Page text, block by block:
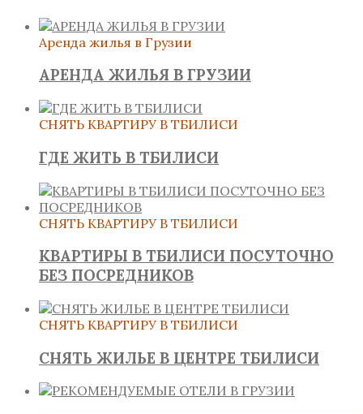
Аренда жилья в Грузии
АРЕНДА ЖИЛЬЯ В ГРУЗИИ
СНЯТЬ КВАРТИРУ В ТБИЛИСИ
ГДЕ ЖИТЬ В ТБИЛИСИ
СНЯТЬ КВАРТИРУ В ТБИЛИСИ
КВАРТИРЫ В ТБИЛИСИ ПОСУТОЧНО
БЕЗ ПОСРЕДНИКОВ
СНЯТЬ КВАРТИРУ В ТБИЛИСИ
СНЯТЬ ЖИЛЬЕ В ЦЕНТРЕ ТБИЛИСИ